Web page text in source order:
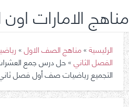
مناهج الامارات اون
الرئيسية»مناهج الصف الاول»
الفصل الثاني»حل درس جمع
التجميع رياضيات صف أول فصل